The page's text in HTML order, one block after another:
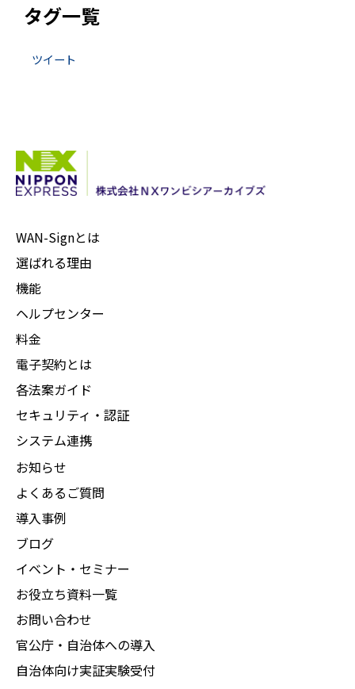
タグ一覧
ツイート
WAN-Signとは
選ばれる理由
機能
ヘルプセンター
料金
電子契約とは
各法案ガイド
セキュリティ・認証
システム連携
お知らせ
よくあるご質問
導入事例
ブログ
イベント・セミナー
お役立ち資料一覧
お問い合わせ
官公庁・自治体への導入
自治体向け実証実験受付